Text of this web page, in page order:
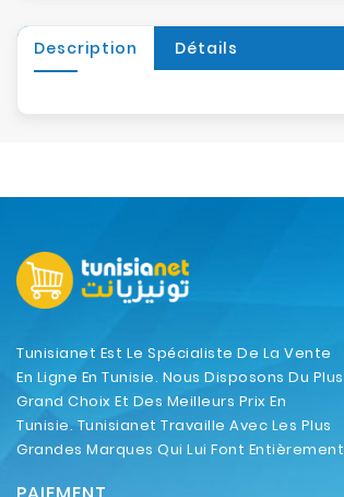
Description Détails
Tunisianet Est Le Spécialiste De La Vente
En Ligne En Tunisie. Nous Disposons Du Plus
Grand Choix Et Des Meilleurs Prix En
Tunisie. Tunisianet Travaille Avec Les Plus
Grandes Marques Qui Lui Font Entièrement